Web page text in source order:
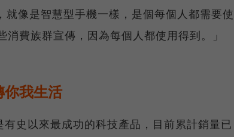
像是智慧型手機一樣，是個每個人都需要使
費族群宣傳，因為每個人都使用得到。」
你我生活
史以來最成功的科技產品，目前累計銷量已